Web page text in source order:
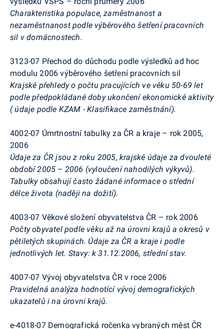
Charakteristika populace, zaměstnanost a
nezaměstnanost podle výběrového šetření pracovních
sil v domácnostech.
3123-07 Přechod do důchodu podle výsledků ad hoc
modulu 2006 výběrového šetření pracovních sil
Krajské přehledy o počtu pracujících ve věku 50-69 let
podle předpokládané doby ukončení ekonomické aktivity
( údaje podle KZAM - Klasifikace zaměstnání).
4002-07 Úmrtnostní tabulky za ČR a kraje – rok 2005,
2006
Údaje za ČR jsou z roku 2005, krajské údaje za dvouleté
období 2005 – 2006 (vyloučení nahodilých výkyvů).
Tabulky obsahují často žádané informace o střední
délce života (naději na dožití).
4003-07 Věkové složení obyvatelstva ČR – rok 2006
Počty obyvatel podle věku až na úrovni krajů a okresů v
pětiletých skupinách. Údaje za ČR a kraje i podle
jednotlivých let. Stavy: k 31.12.2006, střední stav.
4007-07 Vývoj obyvatelstva ČR v roce 2006
Pravidelná analýza hodnotící vývoj demografických
ukazatelů i na úrovni krajů.
e-4018-07 Demografická ročenka vybraných měst ČR